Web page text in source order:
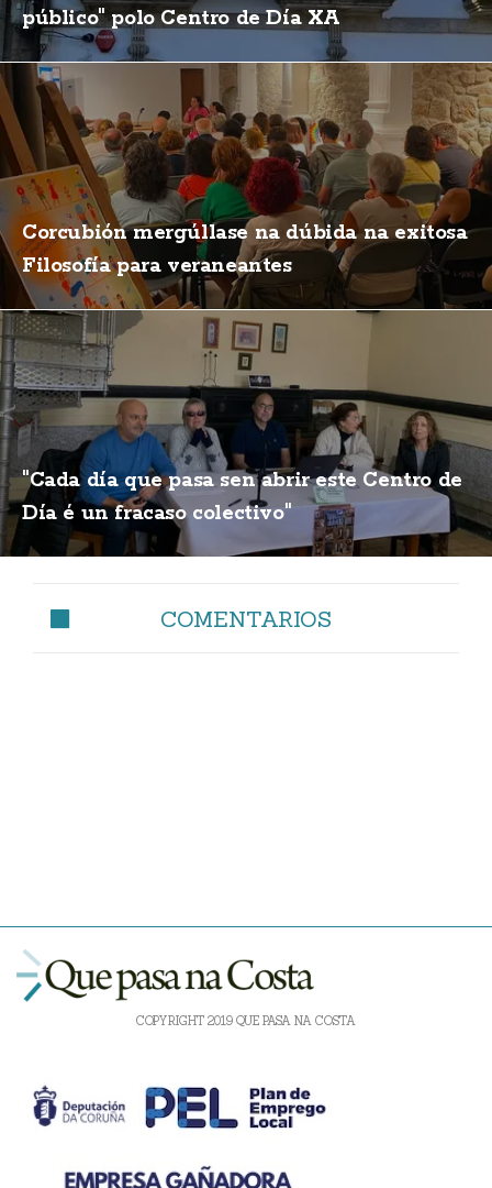
público" polo Centro de Día XA
Corcubión mergúllase na dúbida na exitosa
Filosofía para veraneantes
"Cada día que pasa sen abrir este Centro de
Día é un fracaso colectivo"
COMENTARIOS
COPYRIGHT 2019 QUE PASA NA COSTA